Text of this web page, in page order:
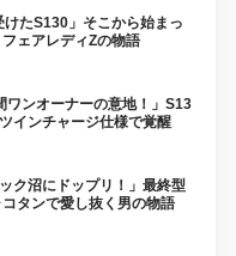
けたS130」そこから始まっ
ェアレディZの物語
ワンオーナーの意地！」S13
インチャージ仕様で覚醒
ク沼にドップリ！」最終型
タンで愛し抜く男の物語